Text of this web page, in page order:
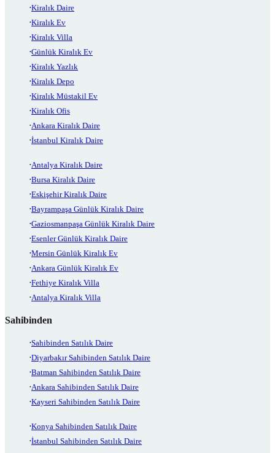
Kiralık Daire
Kiralık Ev
Kiralık Villa
Günlük Kiralık Ev
Kiralık Yazlık
Kiralık Depo
Kiralık Müstakil Ev
Kiralık Ofis
Ankara Kiralık Daire
İstanbul Kiralık Daire
Antalya Kiralık Daire
Bursa Kiralık Daire
Eskişehir Kiralık Daire
Bayrampaşa Günlük Kiralık Daire
Gaziosmanpaşa Günlük Kiralık Daire
Esenler Günlük Kiralık Daire
Mersin Günlük Kiralık Ev
Ankara Günlük Kiralık Ev
Fethiye Kiralık Villa
Antalya Kiralık Villa
Sahibinden
Sahibinden Satılık Daire
Diyarbakır Sahibinden Satılık Daire
Batman Sahibinden Satılık Daire
Ankara Sahibinden Satılık Daire
Kayseri Sahibinden Satılık Daire
Konya Sahibinden Satılık Daire
İstanbul Sahibinden Satılık Daire